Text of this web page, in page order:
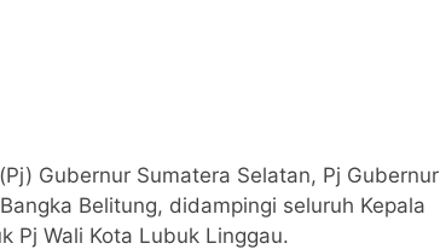
Gubernur Sumatera Selatan, Pj Gubernur
Belitung, didampingi seluruh Kepala
Pj Wali Kota Lubuk Linggau.